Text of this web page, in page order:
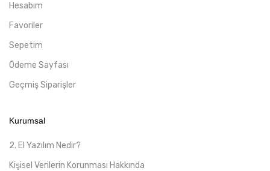
Hesabım
Favoriler
Sepetim
Ödeme Sayfası
Geçmiş Siparişler
Kurumsal
2. El Yazılım Nedir?
Kişisel Verilerin Korunması Hakkında